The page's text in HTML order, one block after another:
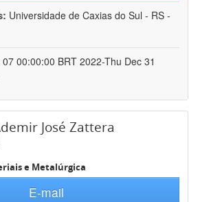
Universidade de Caxias do Sul - RS -
00:00:00 BRT 2022-Thu Dec 31
José Zattera
e Metalúrgica
E-mail